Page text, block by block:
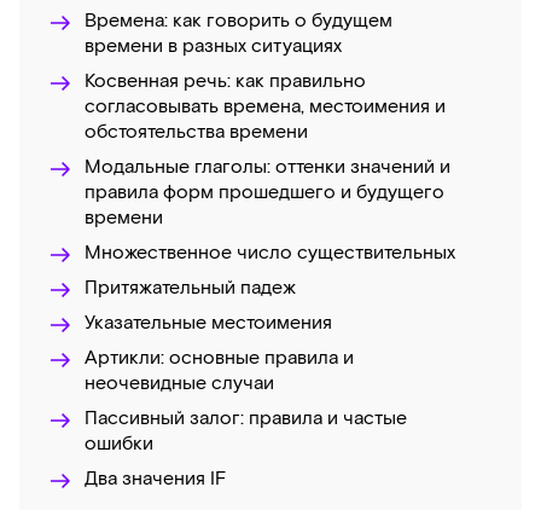
Времена: как говорить о будущем
времени в разных ситуациях
Косвенная речь: как правильно
согласовывать времена, местоимения и
обстоятельства времени
Модальные глаголы: оттенки значений и
правила форм прошедшего и будущего
времени
Множественное число существительных
Притяжательный падеж
Указательные местоимения
Артикли: основные правила и
неочевидные случаи
Пассивный залог: правила и частые
ошибки
Два значения IF